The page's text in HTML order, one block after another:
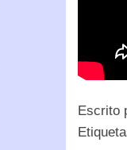
Escrito